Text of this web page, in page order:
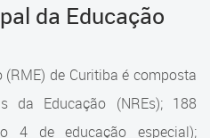
da Educação
de Curitiba é composta
da Educação (NREs); 188
4 de educação especial);